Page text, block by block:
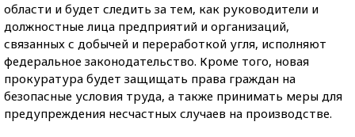
области и будет следить за тем, как руководители и
должностные лица предприятий и организаций,
связанных с добычей и переработкой угля, исполняют
федеральное законодательство. Кроме того, новая
прокуратура будет защищать права граждан на
безопасные условия труда, а также принимать меры для
предупреждения несчастных случаев на производстве.